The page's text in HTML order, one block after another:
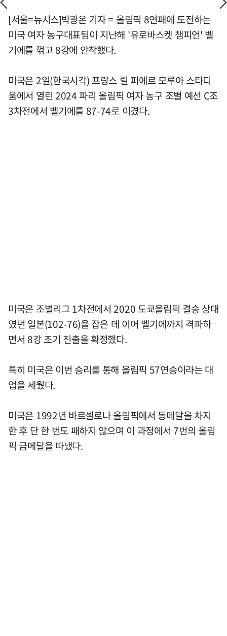
[서울=뉴시스]박광온 기자 = 올림픽 8연패에 도전하는
미국 여자 농구대표팀이 지난해 '유로바스켓 챔피언' 벨
기에를 꺾고 8강에 안착했다.
미국은 2일(한국시각) 프랑스 릴 피에르 모루아 스타디
움에서 열린 2024 파리 올림픽 여자 농구 조별 예선 C조
3차전에서 벨기에를 87-74로 이겼다.
미국은 조별리그 1차전에서 2020 도쿄올림픽 결승 상대
였던 일본(102-76)을 잡은 데 이어 벨기에까지 격파하
면서 8강 조기 진출을 확정했다.
특히 미국은 이번 승리를 통해 올림픽 57연승이라는 대
업을 세웠다.
미국은 1992년 바르셀로나 올림픽에서 동메달을 차지
한 후 단 한 번도 패하지 않으며 이 과정에서 7번의 올림
픽 금메달을 따냈다.